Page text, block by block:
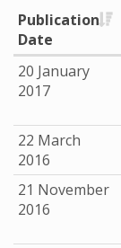
Publication
Date
20 January
2017
22 March
2016
21 November
2016